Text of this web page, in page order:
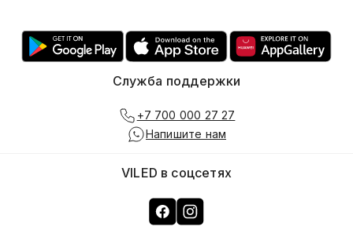
VILED в соцсетях
Служба поддержки
+7 700 000 27 27
Напишите нам